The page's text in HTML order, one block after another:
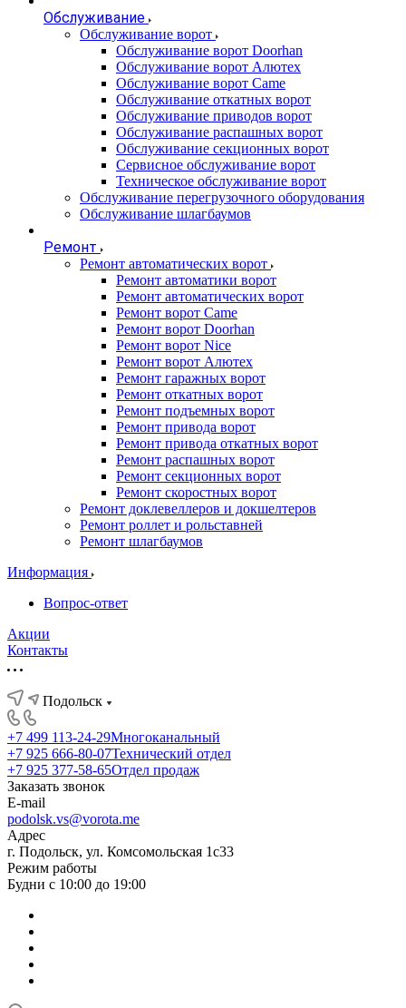
Обслуживание
Обслуживание ворот
Обслуживание ворот Doorhan
Обслуживание ворот Алютех
Обслуживание ворот Сame
Обслуживание откатных ворот
Обслуживание приводов ворот
Обслуживание распашных ворот
Обслуживание секционных ворот
Сервисное обслуживание ворот
Техническое обслуживание ворот
Обслуживание перегрузочного оборудования
Обслуживание шлагбаумов
Ремонт
Ремонт автоматических ворот
Ремонт автоматики ворот
Ремонт автоматических ворот
Ремонт ворот Came
Ремонт ворот Doorhan
Ремонт ворот Nice
Ремонт ворот Алютех
Ремонт гаражных ворот
Ремонт откатных ворот
Ремонт подъемных ворот
Ремонт привода ворот
Ремонт привода откатных ворот
Ремонт распашных ворот
Ремонт секционных ворот
Ремонт скоростных ворот
Ремонт доклевеллеров и докшелтеров
Ремонт роллет и рольставней
Ремонт шлагбаумов
Информация
Вопрос-ответ
Акции
Контакты
Подольск
+7 499 113-24-29Многоканальный
+7 925 666-80-07Технический отдел
+7 925 377-58-65Отдел продаж
Заказать звонок
E-mail
podolsk.vs@vorota.me
Адрес
г. Подольск, ул. Комсомольская 1с33
Режим работы
Будни с 10:00 до 19:00